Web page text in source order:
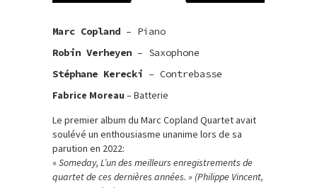
Marc Copland – Piano
Robin Verheyen – Saxophone
Stéphane Kerecki – Contrebasse
Fabrice Moreau – Batterie
Le premier album du Marc Copland Quartet avait
soulévé un enthousiasme unanime lors de sa
parution en 2022:
«Someday, L’un des meilleurs enregistrements de
quartet de ces dernières années. » (Philippe Vincent,